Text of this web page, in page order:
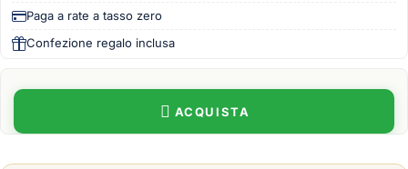
Paga a rate a tasso zero
Confezione regalo inclusa
ACQUISTA